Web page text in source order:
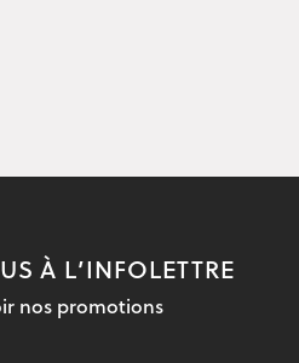
À L’INFOLETTRE
nos promotions